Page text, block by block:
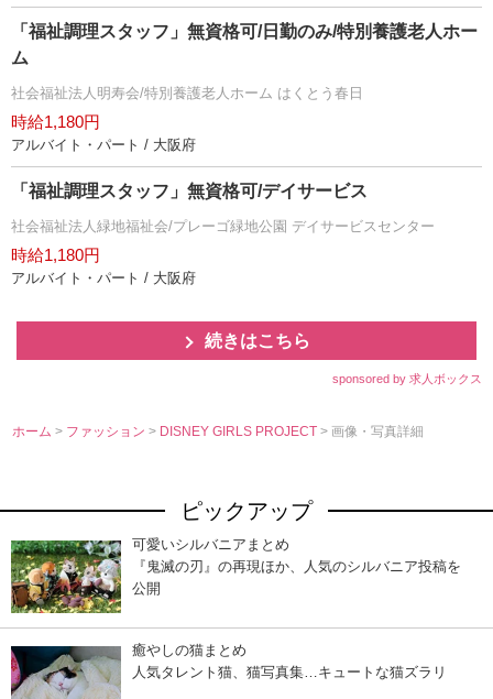
「福祉調理スタッフ」無資格可/日勤のみ/特別養護老人ホー
ム
社会福祉法人明寿会/特別養護老人ホーム はくとう春日
時給1,180円
アルバイト・パート / 大阪府
「福祉調理スタッフ」無資格可/デイサービス
社会福祉法人緑地福祉会/プレーゴ緑地公園 デイサービスセンター
時給1,180円
アルバイト・パート / 大阪府
続きはこちら
sponsored by 求人ボックス
ホーム > ファッション> DISNEY GIRLS PROJECT> 画像・写真詳細
ピックアップ
可愛いシルバニアまとめ
『鬼滅の刃』の再現ほか、人気のシルバニア投稿を
公開
癒やしの猫まとめ
人気タレント猫、猫写真集…キュートな猫ズラリ